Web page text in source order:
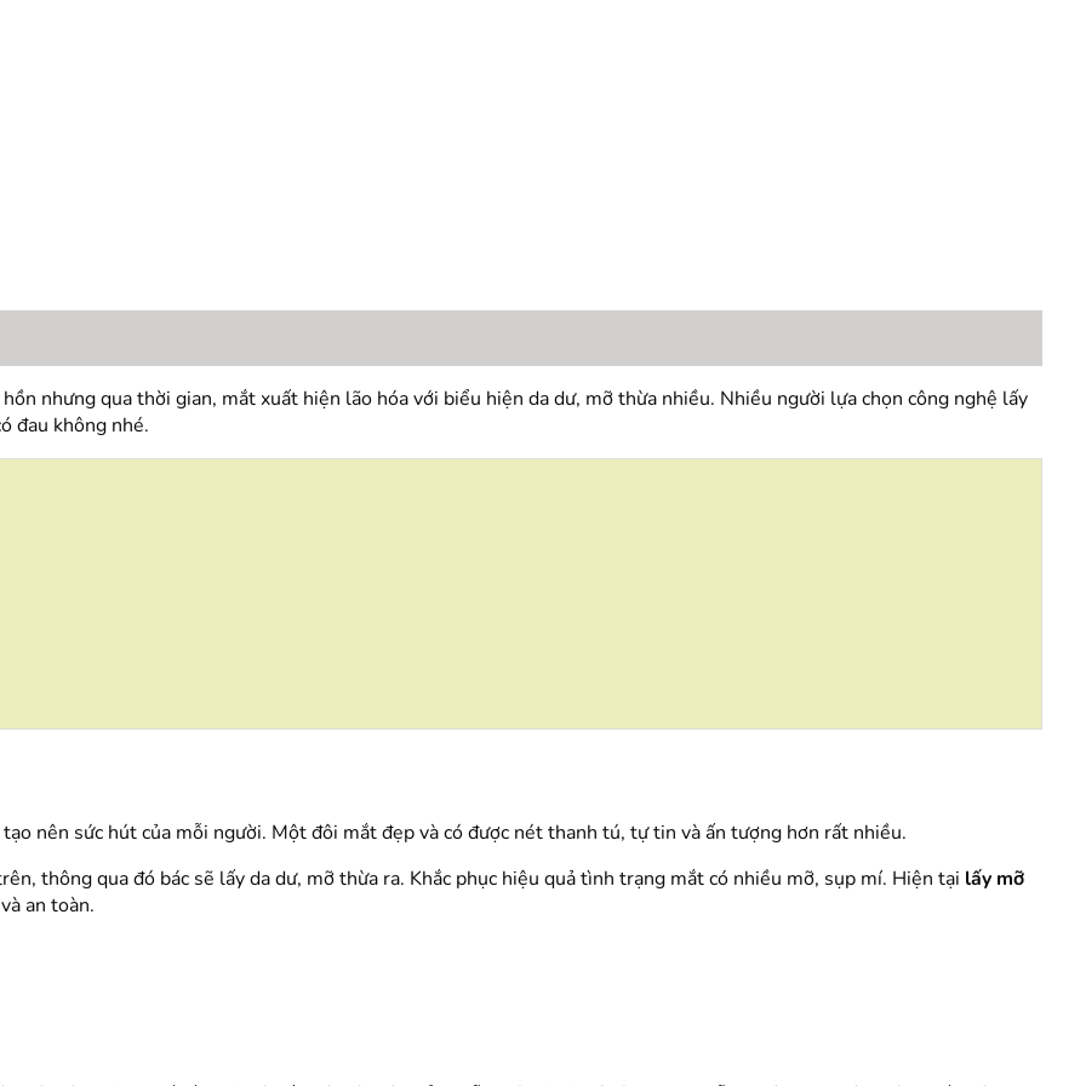
nhưng qua thời gian, mắt xuất hiện lão hóa với biểu hiện da dư, mỡ thừa nhiều. Nhiều người lựa chọn công nghệ lấy
đau không nhé.
nên sức hút của mỗi người. Một đôi mắt đẹp và có được nét thanh tú, tự tin và ấn tượng hơn rất nhiều.
thông qua đó bác sẽ lấy da dư, mỡ thừa ra. Khắc phục hiệu quả tình trạng mắt có nhiều mỡ, sụp mí. Hiện tại lấy mỡ
an toàn.